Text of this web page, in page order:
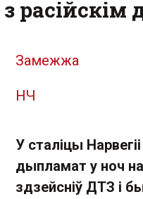
з
Замежжа
НЧ
У сталіцы
дыпламат у ноч
здзейсніў ДТЗ і